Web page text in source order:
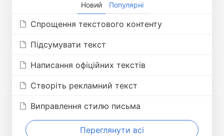
Новий Популярні
Спрощення текстового контенту
Підсумувати текст
Написання офіційних текстів
Створіть рекламний текст
Виправлення стилю письма
Переглянути всі